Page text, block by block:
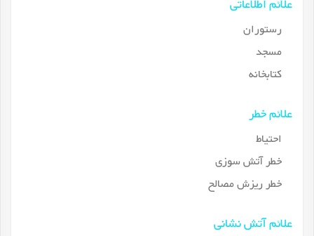
علائم اطلاعاتی
رستوران
مسجد
کتابخانه
علائم خطر
احتیاط
خطر آتش سوزی
خطر ریزش مصالح
علائم آتش نشانی